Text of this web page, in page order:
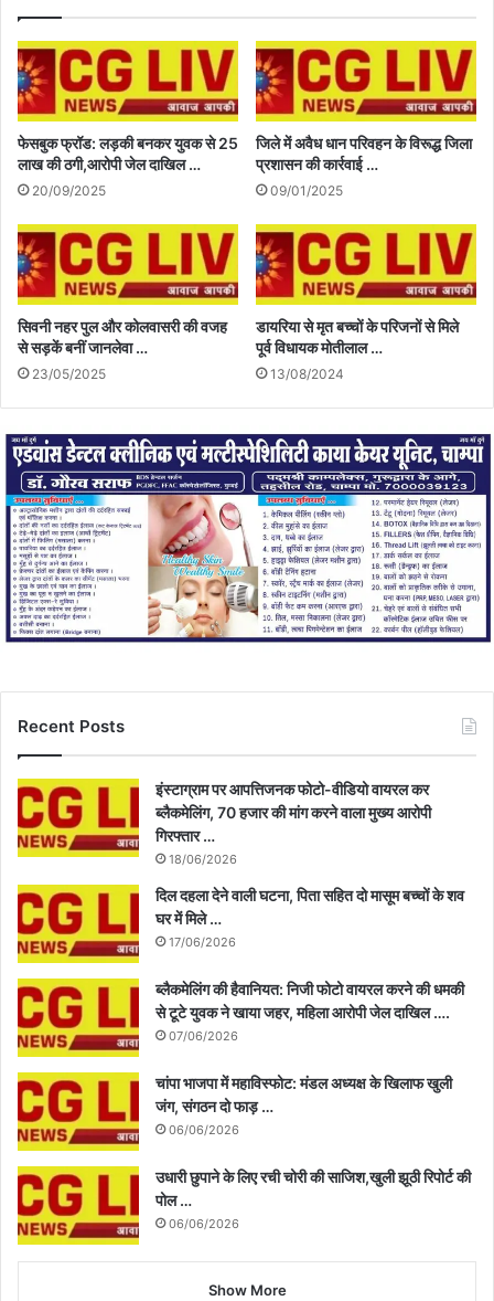
फेसबुक फ्रॉड: लड़की बनकर युवक से 25
लाख की ठगी,आरोपी जेल दाखिल …
20/09/2025
जिले में अवैध धान परिवहन के विरूद्ध जिला
प्रशासन की कार्रवाई …
09/01/2025
सिवनी नहर पुल और कोलवासरी की वजह
से सड़कें बनीं जानलेवा …
23/05/2025
डायरिया से मृत बच्चों के परिजनों से मिले
पूर्व विधायक मोतीलाल …
13/08/2024
Recent Posts
इंस्टाग्राम पर आपत्तिजनक फोटो-वीडियो वायरल कर
ब्लैकमेलिंग, 70 हजार की मांग करने वाला मुख्य आरोपी
गिरफ्तार …
18/06/2026
दिल दहला देने वाली घटना, पिता सहित दो मासूम बच्चों के शव
घर में मिले …
17/06/2026
ब्लैकमेलिंग की हैवानियत: निजी फोटो वायरल करने की धमकी
से टूटे युवक ने खाया जहर, महिला आरोपी जेल दाखिल ….
07/06/2026
चांपा भाजपा में महाविस्फोट: मंडल अध्यक्ष के खिलाफ खुली
जंग, संगठन दो फाड़ …
06/06/2026
उधारी छुपाने के लिए रची चोरी की साजिश,खुली झूठी रिपोर्ट की
पोल …
06/06/2026
Show More